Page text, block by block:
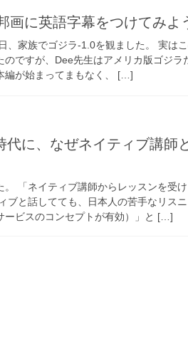
画に英語字幕をつけてみよ
、家族でゴジラ-1.0を観ました。 実は
のですが、Dee先生はアメリカ版ゴジラ
編が始まってまもなく、 […]
代に、なぜネイティブ講師
「ネイティブ講師からレッスンを受
ブと話してても、日本人の苦手なリス
ービスのコンセプトが有効）」と […]